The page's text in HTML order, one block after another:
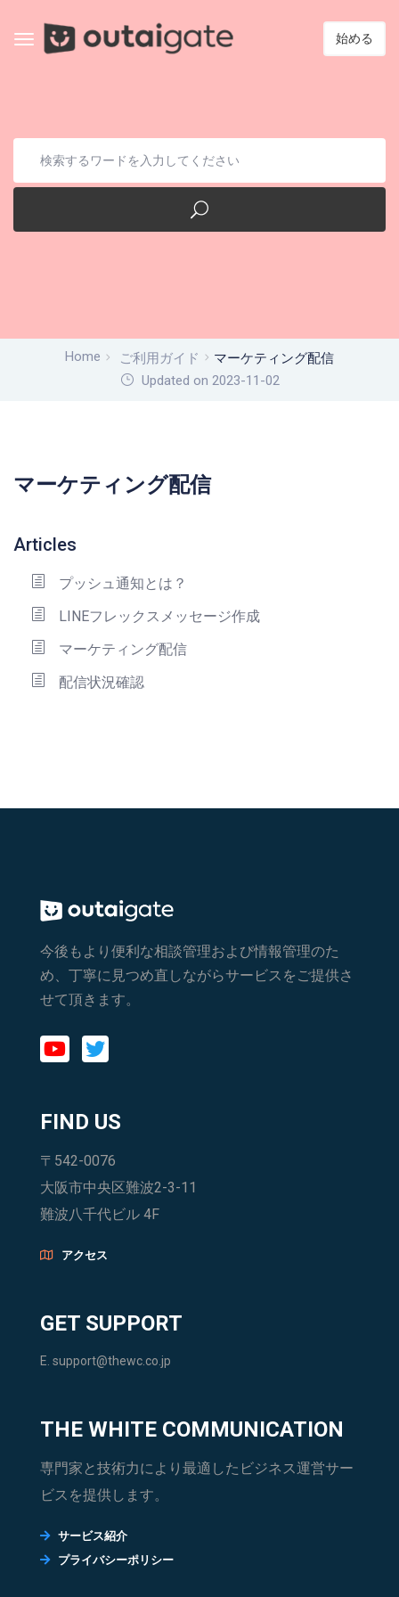
始める
Home ご利用ガイド
マーケティング配信
Updated on 2023-11-02
マーケティング配信
Articles
プッシュ通知とは？
LINEフレックスメッセージ作成
マーケティング配信
配信状況確認
今後もより便利な相談管理および情報管理のた
め、丁寧に見つめ直しながらサービスをご提供さ
せて頂きます。
FIND US
〒542-0076
大阪市中央区難波2-3-11
難波八千代ビル 4F
アクセス
GET SUPPORT
E. support@thewc.co.jp
THE WHITE COMMUNICATION
専門家と技術力により最適したビジネス運営サー
ビスを提供します。
サービス紹介
プライバシーポリシー